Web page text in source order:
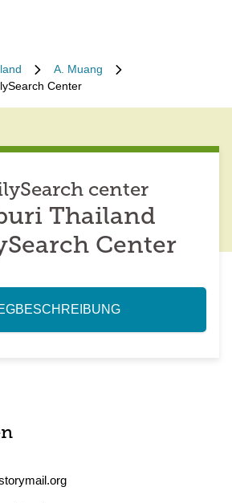
A. Muang
Center
center
Thailand
Center